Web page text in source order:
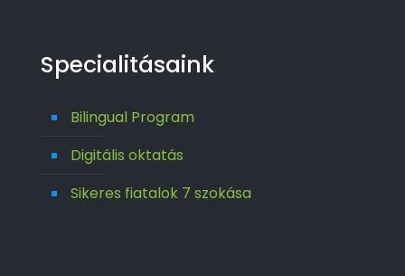
Specialitásaink
Bilingual Program
Digitális oktatás
Sikeres fiatalok 7 szokása